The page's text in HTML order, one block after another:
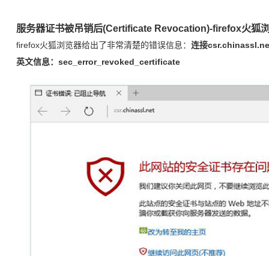
服务器证书被吊销后(Certificate Revocation)-firefox火狐
firefox火狐浏览器给出了非常清楚的错误信息：连接
英文信息：sec_error_revoked_certificate